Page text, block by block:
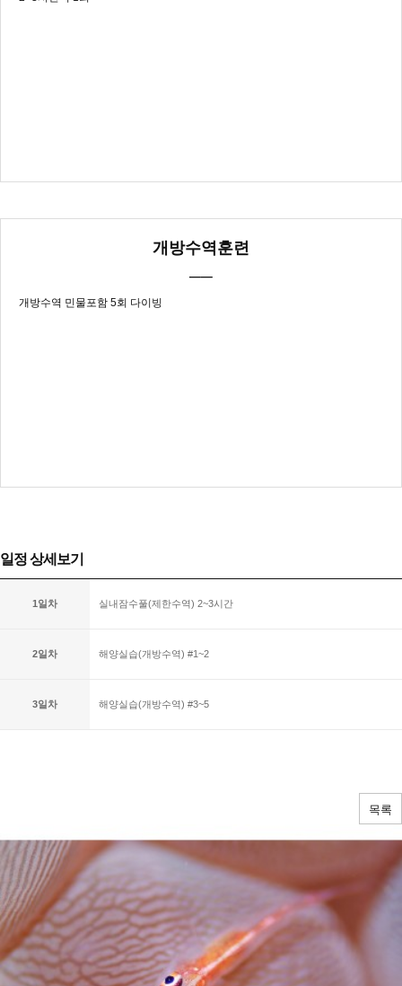
개방수역훈련
──
개방수역 민물포함 5회 다이빙
일정 상세보기
1일차 실내잠수풀(제한수역) 2~3시간
2일차 해양실습(개방수역) #1~2
3일차 해양실습(개방수역) #3~5
목록